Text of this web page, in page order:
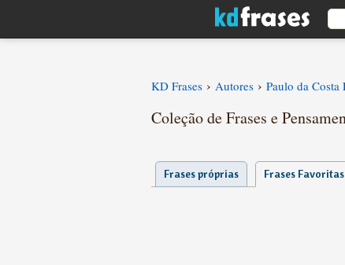
KD Frases › Autores › Paulo da Costa
Coleção de Frases e
Frases próprias Frases Favoritas